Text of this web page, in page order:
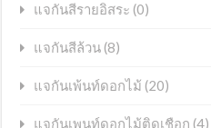
แจกันสีรายอิสระ (0)
แจกันสีล้วน (8)
แจกันเพ้นท์ดอกไม้ (20)
แจกันเพนท์ดอกไม้ติดเชือก (4)